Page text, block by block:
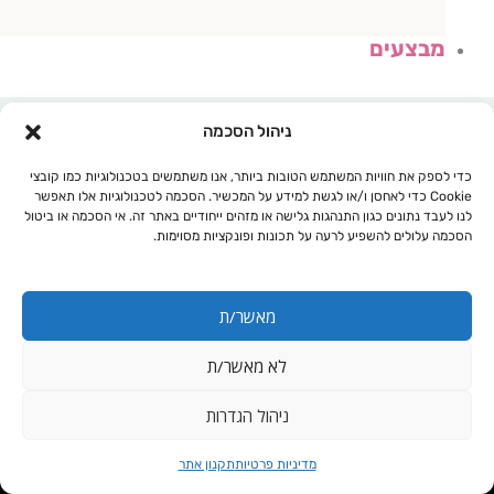
ניהול הסכמה
כדי לספק את חוויות המשתמש הטובות ביותר, אנו משתמשים בטכנולוגיות כמו קובצי
Cookie כדי לאחסן ו/או לגשת למידע על המכשיר. הסכמה לטכנולוגיות אלו תאפשר
לנו לעבד נתונים כגון התנהגות גלישה או מזהים ייחודיים באתר זה. אי הסכמה או ביטול
הסכמה עלולים להשפיע לרעה על תכונות ופונקציות מסוימות.
מאשר/ת
לא מאשר/ת
ניהול הגדרות
מדיניות פרטיותתקנון אתר
מבצעים
עגלת קניות